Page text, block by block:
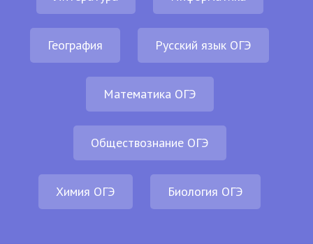
География Русский язык ОГЭ
Математика ОГЭ
Обществознание ОГЭ
Химия ОГЭ Биология ОГЭ